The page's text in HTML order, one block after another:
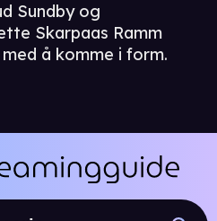
Sundby og
Skarpaas Ramm
å komme i form.